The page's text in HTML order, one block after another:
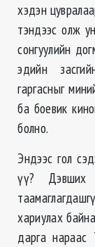
хэдэн
тэндээс олж
сонгуулийн
эдийн
гаргасныг
ба боевик
болно.
Эндээс гол
үү?
хариулах
дарга нараас